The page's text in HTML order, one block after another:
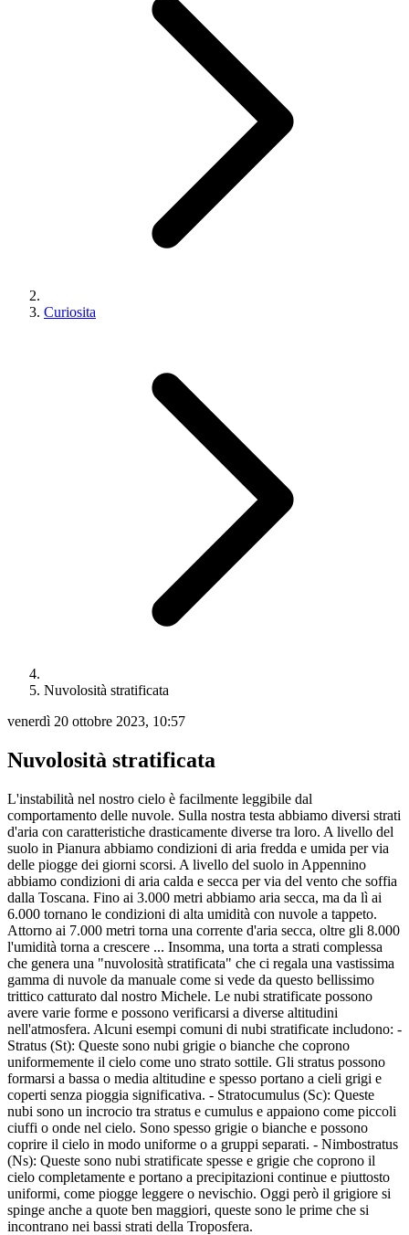
Curiosita
Nuvolosità stratificata
venerdì 20 ottobre 2023, 10:57
Nuvolosità stratificata
L'instabilità nel nostro cielo è facilmente leggibile dal
comportamento delle nuvole. Sulla nostra testa abbiamo diversi strati
d'aria con caratteristiche drasticamente diverse tra loro. A livello del
suolo in Pianura abbiamo condizioni di aria fredda e umida per via
delle piogge dei giorni scorsi. A livello del suolo in Appennino
abbiamo condizioni di aria calda e secca per via del vento che soffia
dalla Toscana. Fino ai 3.000 metri abbiamo aria secca, ma da lì ai
6.000 tornano le condizioni di alta umidità con nuvole a tappeto.
Attorno ai 7.000 metri torna una corrente d'aria secca, oltre gli 8.000
l'umidità torna a crescere ... Insomma, una torta a strati complessa
che genera una "nuvolosità stratificata" che ci regala una vastissima
gamma di nuvole da manuale come si vede da questo bellissimo
trittico catturato dal nostro Michele. Le nubi stratificate possono
avere varie forme e possono verificarsi a diverse altitudini
nell'atmosfera. Alcuni esempi comuni di nubi stratificate includono: -
Stratus (St): Queste sono nubi grigie o bianche che coprono
uniformemente il cielo come uno strato sottile. Gli stratus possono
formarsi a bassa o media altitudine e spesso portano a cieli grigi e
coperti senza pioggia significativa. - Stratocumulus (Sc): Queste
nubi sono un incrocio tra stratus e cumulus e appaiono come piccoli
ciuffi o onde nel cielo. Sono spesso grigie o bianche e possono
coprire il cielo in modo uniforme o a gruppi separati. - Nimbostratus
(Ns): Queste sono nubi stratificate spesse e grigie che coprono il
cielo completamente e portano a precipitazioni continue e piuttosto
uniformi, come piogge leggere o nevischio. Oggi però il grigiore si
spinge anche a quote ben maggiori, queste sono le prime che si
incontrano nei bassi strati della Troposfera.